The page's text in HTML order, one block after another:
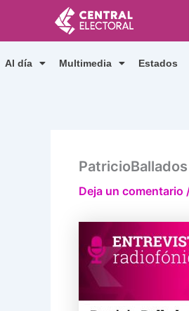
contenido
Al día Multimedia Estados
PatricioBallados
Deja un comentario